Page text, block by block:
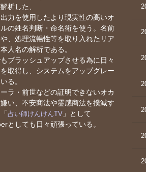
析した、
力を使用したより現実性の高いオ
ルの姓名判断・命名術を使う。名前
、処理流暢性等を取り入れたリア
人名の解析である。
ブラッシュアップさせる為に日々
取得し、システムをアップグレー
る。
ラ・前世などの証明できないオカ
い、不安商法や霊感商法を撲滅す
占い師けんけんTV 」として
としても日々頑張っている。